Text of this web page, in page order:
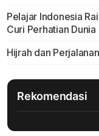
Pelajar Indonesia
Curi Perhatian Dunia
Hijrah dan
Rekomendasi